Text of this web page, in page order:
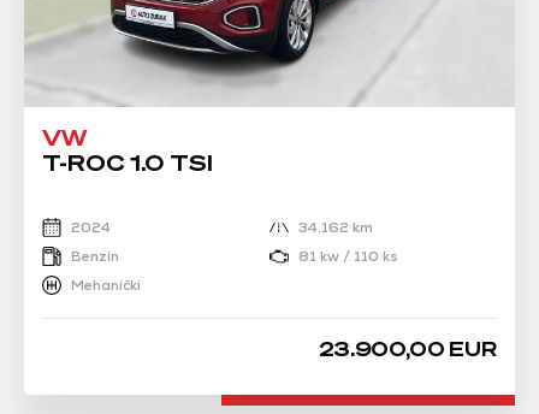
VW
T-ROC 1.0 TSI
2024
34.162 km
Benzin
81 kw / 110 ks
Mehanički
23.900,00 EUR